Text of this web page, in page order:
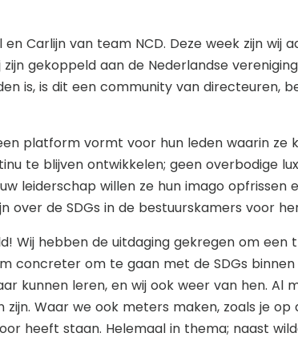
en Carlijn van team NCD. Deze week zijn
gekoppeld aan de Nederlandse
is, is dit een community van directeuren,
platform vormt voor hun leden waarin ze
te blijven ontwikkelen; geen overbodige
leiderschap willen ze hun imago
over de SDGs in de bestuurskamers voor
Wij hebben de uitdaging gekregen om
concreter om te gaan met de SDGs
kunnen leren, en wij ook weer van hen.
Waar we ook meters maken, zoals je
heeft staan. Helemaal in thema; naast